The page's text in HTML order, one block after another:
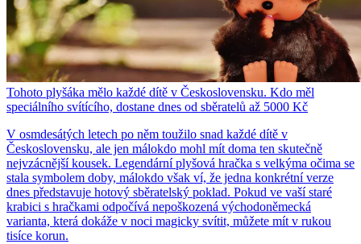
Tohoto plyšáka mělo každé dítě v Československu. Kdo měl
speciálního svítícího, dostane dnes od sběratelů až 5000 Kč
V osmdesátých letech po něm toužilo snad každé dítě v
Československu, ale jen málokdo mohl mít doma ten skutečně
nejvzácnější kousek. Legendární plyšová hračka s velkýma očima se
stala symbolem doby, málokdo však ví, že jedna konkrétní verze
dnes představuje hotový sběratelský poklad. Pokud ve vaší staré
krabici s hračkami odpočívá nepoškozená východoněmecká
varianta, která dokáže v noci magicky svítit, můžete mít v rukou
tisíce korun.